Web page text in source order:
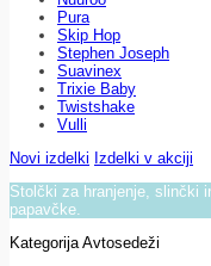
Pura
Skip Hop
Stephen Joseph
Suavinex
Trixie Baby
Twistshake
Vulli
Novi izdelki Izdelki v akciji
Stolčki za hranjenje, slinčki
papavčke.
Kategorija Avtosedeži